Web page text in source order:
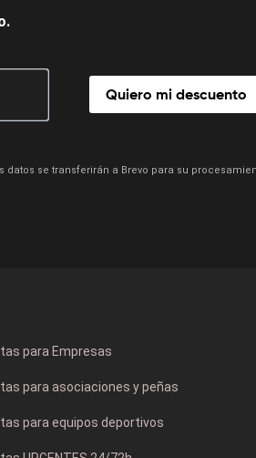
Quiero mi descuento
se transferirán a Brevo para su
para Empresas
para asociaciones y peñas
para equipos deportivos